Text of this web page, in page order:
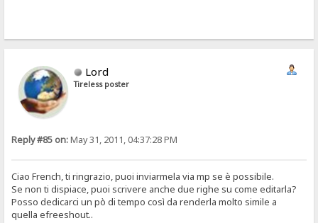
Lord
Tireless poster
Reply #85 on:May 31, 2011, 04:37:28 PM
Ciao French, ti ringrazio, puoi inviarmela via mp se è possibile.
Se non ti dispiace, puoi scrivere anche due righe su come editarla?
Posso dedicarci un pò di tempo così da renderla molto simile a
quella efreeshout..